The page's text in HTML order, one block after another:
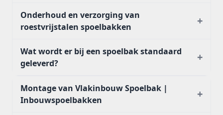
Onderhoud en verzorging van
roestvrijstalen spoelbakken
+
Wat wordt er bij een spoelbak standaard
geleverd?
+
Montage van Vlakinbouw Spoelbak |
Inbouwspoelbakken
+